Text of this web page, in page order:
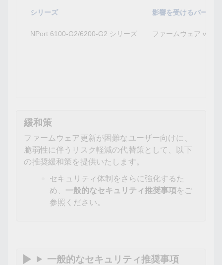
シリーズ 影響を受けるバージ
NPort 6100-G2/6200-G2 シリーズ ファームウェア v1.0.0
緩和策
ファームウェア更新が困難なユーザー向けに、
脆弱性に伴うリスク軽減の代替策として、以下
の推奨緩和策を提供いたします。
セキュリティ体制をさらに強化するた
め、 一般的なセキュリティ推奨事項をご
参照ください。
一般的なセキュリティ推奨事項